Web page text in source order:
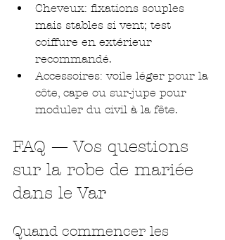
Cheveux: fixations souples
mais stables si vent; test
coiffure en extérieur
recommandé.
Accessoires: voile léger pour la
côte, cape ou sur-jupe pour
moduler du civil à la fête.
FAQ — Vos questions
sur la robe de mariée
dans le Var
Quand commencer les